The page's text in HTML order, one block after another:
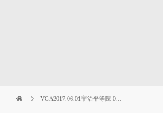
VCA2017.06.01宇治平等院 0...